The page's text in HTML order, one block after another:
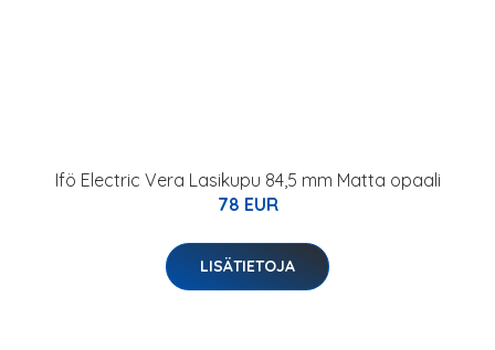
Ifö Electric Vera Lasikupu 84,5 mm Matta opaali
78 EUR
LISÄTIETOJA